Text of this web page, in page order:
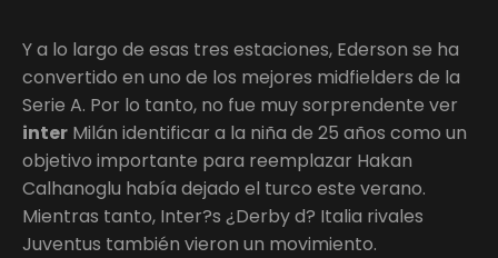
Y a lo largo de esas tres estaciones, Ederson se ha
convertido en uno de los mejores midfielders de la
Serie A. Por lo tanto, no fue muy sorprendente ver
inter Milán identificar a la niña de 25 años como un
objetivo importante para reemplazar Hakan
Calhanoglu había dejado el turco este verano.
Mientras tanto, Inter?s ¿Derby d? Italia rivales
Juventus también vieron un movimiento.